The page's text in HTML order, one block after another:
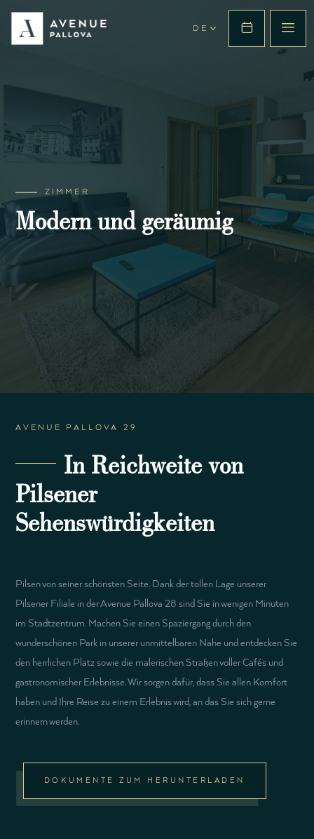
DE
ZIMMER
Modern und geräumig
AVENUE PALLOVA 29
In Reichweite von
Pilsener
Sehenswürdigkeiten
Pilsen von seiner schönsten Seite. Dank der tollen Lage unserer
Pilsener Filiale in der Avenue Pallova 28 sind Sie in wenigen Minuten
im Stadtzentrum. Machen Sie einen Spaziergang durch den
wunderschönen Park in unserer unmittelbaren Nähe und entdecken Sie
den herrlichen Platz sowie die malerischen Straßen voller Cafés und
gastronomischer Erlebnisse. Wir sorgen dafür, dass Sie allen Komfort
haben und Ihre Reise zu einem Erlebnis wird, an das Sie sich gerne
erinnern werden.
DOKUMENTE ZUM HERUNTERLADEN